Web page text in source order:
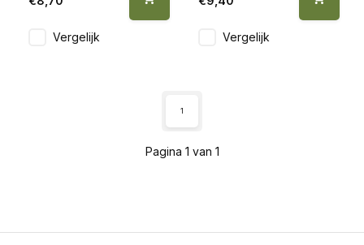
Vergelijk Vergelijk
Pagina 1 van 1
1